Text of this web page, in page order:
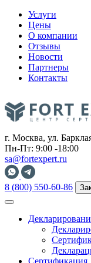
Услуги
Цены
О компании
Отзывы
Новости
Партнеры
Контакты
г. Москва, ул.
Пн-Пт: 9:00 -18:00
sa@fortexpert.ru
8 (800) 550-60-86
Сертификация